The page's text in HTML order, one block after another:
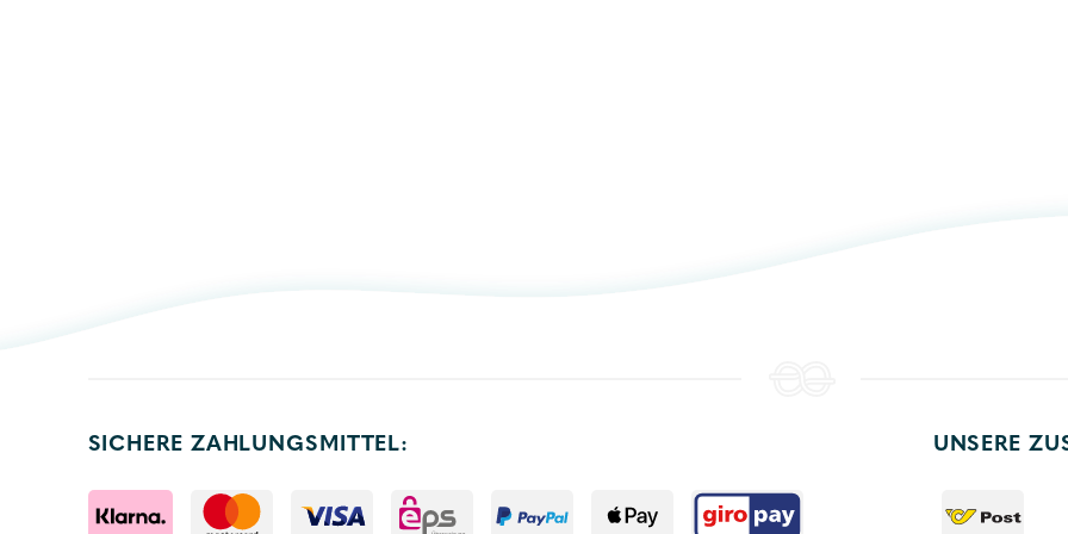
SICHERE ZAHLUNGSMITTEL: UNSERE